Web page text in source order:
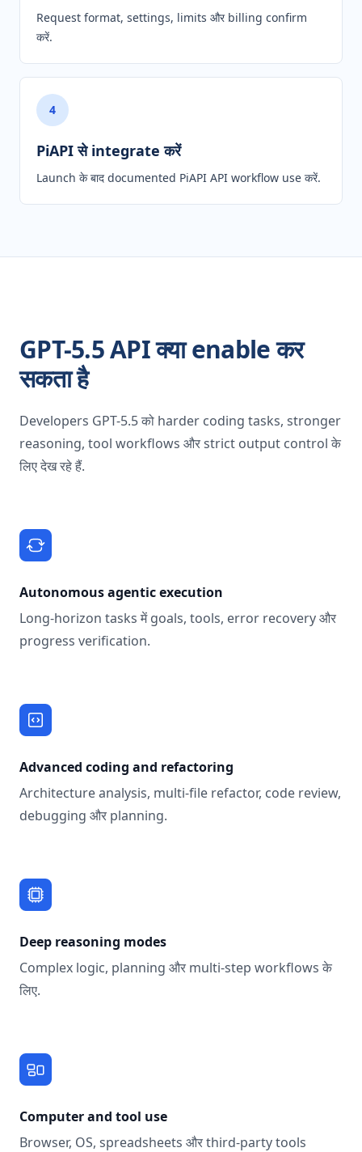
Request format, settings, limits और billing confirm
करें.
4
PiAPI से integrate करें
Launch के बाद documented PiAPI API workflow use करें.
GPT-5.5 API क्या enable कर
सकता है
Developers GPT-5.5 को harder coding tasks, stronger
reasoning, tool workflows और strict output control के
लिए देख रहे हैं.
Autonomous agentic execution
Long-horizon tasks में goals, tools, error recovery और
progress verification.
Advanced coding and refactoring
Architecture analysis, multi-file refactor, code review,
debugging और planning.
Deep reasoning modes
Complex logic, planning और multi-step workflows के
लिए.
Computer and tool use
Browser, OS, spreadsheets और third-party tools